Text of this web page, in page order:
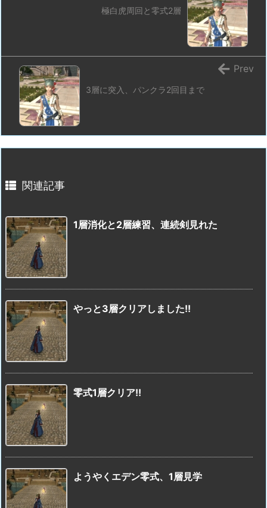
極白虎周回と零式2層
3層に突入、パンクラ2回目まで
Prev
関連記事
1層消化と2層練習、連続剣見れた
やっと3層クリアしました!!
零式1層クリア!!
ようやくエデン零式、1層見学